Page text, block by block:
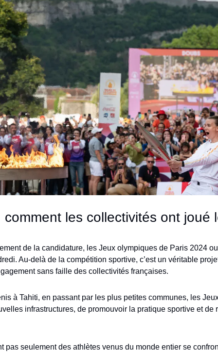
les collectivités ont joué
de la candidature, les Jeux olympiques de Paris 2024
Au-delà de la compétition sportive, c’est un véritable
sans faille des collectivités françaises.
à Tahiti, en passant par les plus petites communes, les
infrastructures, de promouvoir la pratique sportive et de
pas seulement des athlètes venus du monde entier se